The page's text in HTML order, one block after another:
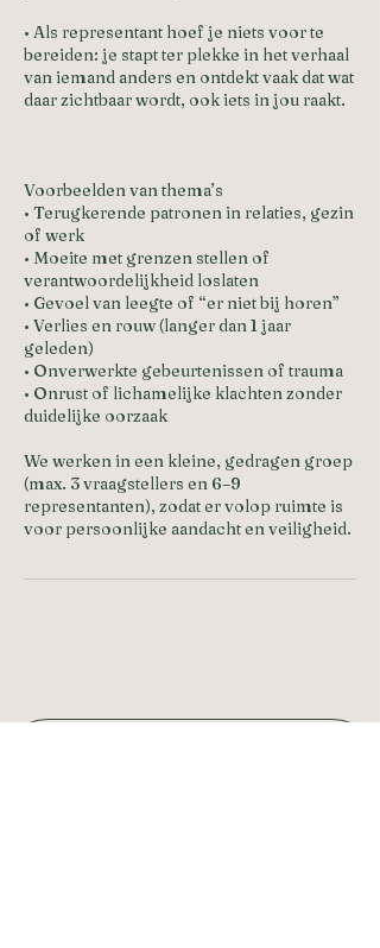
• Als representant hoef je niets voor te
bereiden: je stapt ter plekke in het verhaal
van iemand anders en ontdekt vaak dat wat
daar zichtbaar wordt, ook iets in jou raakt.
Voorbeelden van thema’s
• Terugkerende patronen in relaties, gezin
of werk
• Moeite met grenzen stellen of
verantwoordelijkheid loslaten
• Gevoel van leegte of “er niet bij horen”
• Verlies en rouw (langer dan 1 jaar
geleden)
• Onverwerkte gebeurtenissen of trauma
• Onrust of lichamelijke klachten zonder
duidelijke oorzaak
We werken in een kleine, gedragen groep
(max. 3 vraagstellers en 6–9
representanten), zodat er volop ruimte is
voor persoonlijke aandacht en veiligheid.